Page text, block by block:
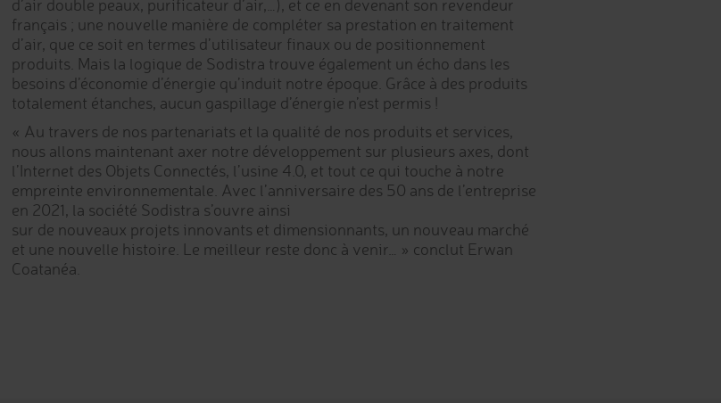
d’air double peaux, purificateur d’air,…), et ce en devenant son revendeur
français ; une nouvelle manière de compléter sa prestation en traitement
d’air, que ce soit en termes d’utilisateur finaux ou de positionnement
produits. Mais la logique de Sodistra trouve également un écho dans les
besoins d’économie d’énergie qu’induit notre époque. Grâce à des produits
totalement étanches, aucun gaspillage d’énergie n’est permis !
« Au travers de nos partenariats et la qualité de nos produits et services,
nous allons maintenant axer notre développement sur plusieurs axes, dont
l’Internet des Objets Connectés, l’usine 4.0, et tout ce qui touche à notre
empreinte environnementale. Avec l’anniversaire des 50 ans de l’entreprise
en 2021, la société Sodistra s’ouvre ainsi
sur de nouveaux projets innovants et dimensionnants, un nouveau marché
et une nouvelle histoire. Le meilleur reste donc à venir… » conclut Erwan
Coatanéa.